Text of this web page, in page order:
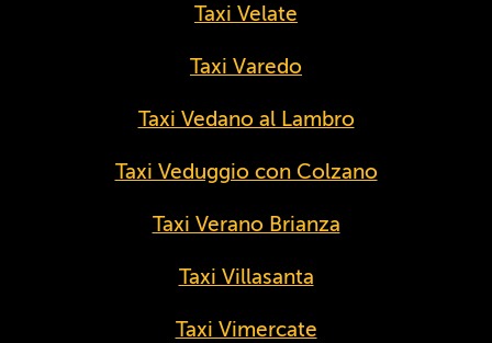
Taxi Velate
Taxi Varedo
Taxi Vedano al Lambro
Taxi Veduggio con Colzano
Taxi Verano Brianza
Taxi Villasanta
Taxi Vimercate